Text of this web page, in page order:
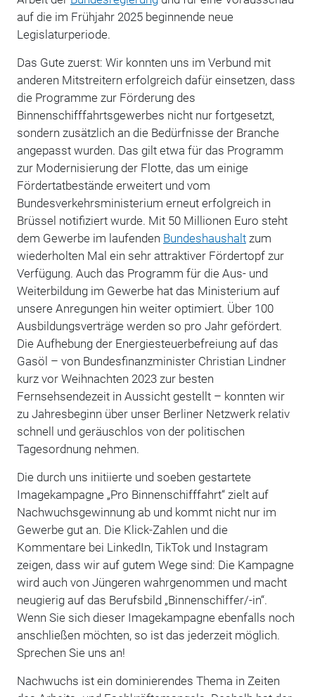
auf die im Frühjahr 2025 beginnende neue
Legislaturperiode.
Das Gute zuerst: Wir konnten uns im Verbund mit
anderen Mitstreitern erfolgreich dafür einsetzen, dass
die Programme zur Förderung des
Binnenschifffahrtsgewerbes nicht nur fortgesetzt,
sondern zusätzlich an die Bedürfnisse der Branche
angepasst wurden. Das gilt etwa für das Programm
zur Modernisierung der Flotte, das um einige
Fördertatbestände erweitert und vom
Bundesverkehrsministerium erneut erfolgreich in
Brüssel notifiziert wurde. Mit 50 Millionen Euro steht
dem Gewerbe im laufenden Bundeshaushaltzum
wiederholten Mal ein sehr attraktiver Fördertopf zur
Verfügung. Auch das Programm für die Aus- und
Weiterbildung im Gewerbe hat das Ministerium auf
unsere Anregungen hin weiter optimiert. Über 100
Ausbildungsverträge werden so pro Jahr gefördert.
Die Aufhebung der Energiesteuerbefreiung auf das
Gasöl – von Bundesfinanzminister Christian Lindner
kurz vor Weihnachten 2023 zur besten
Fernsehsendezeit in Aussicht gestellt – konnten wir
zu Jahresbeginn über unser Berliner Netzwerk relativ
schnell und geräuschlos von der politischen
Tagesordnung nehmen.
Die durch uns initiierte und soeben gestartete
Imagekampagne „Pro Binnenschifffahrt“ zielt auf
Nachwuchsgewinnung ab und kommt nicht nur im
Gewerbe gut an. Die Klick-Zahlen und die
Kommentare bei LinkedIn, TikTok und Instagram
zeigen, dass wir auf gutem Wege sind: Die Kampagne
wird auch von Jüngeren wahrgenommen und macht
neugierig auf das Berufsbild „Binnenschiffer/-in“.
Wenn Sie sich dieser Imagekampagne ebenfalls noch
anschließen möchten, so ist das jederzeit möglich.
Sprechen Sie uns an!
Nachwuchs ist ein dominierendes Thema in Zeiten